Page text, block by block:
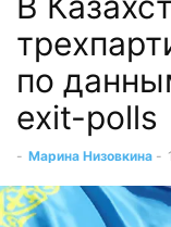
по
exit-polls
- Марина Низовкина -